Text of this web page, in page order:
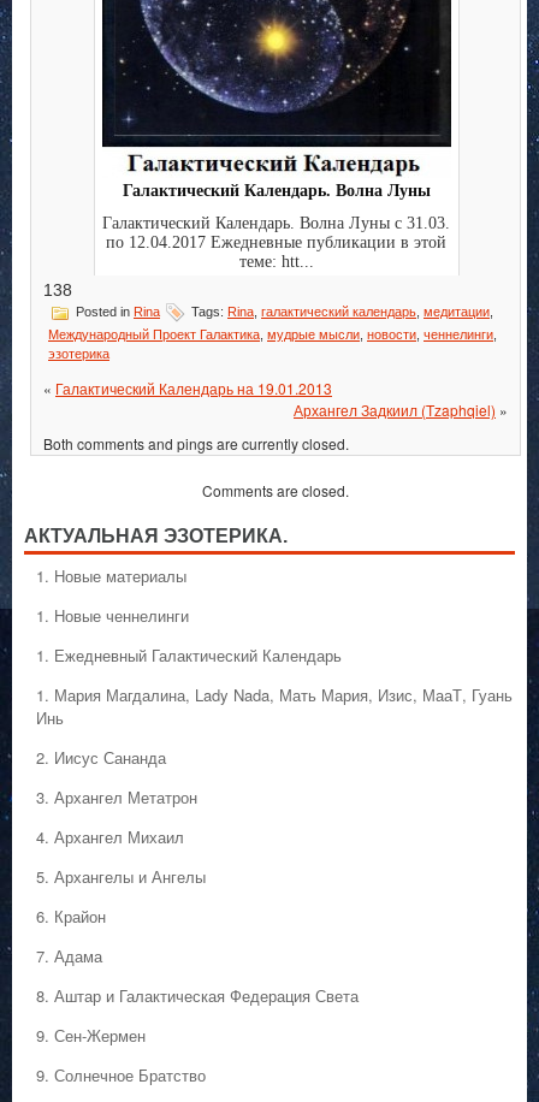
Галактический Календарь. Волна Луны
Галактический Календарь. Волна Луны с 31.03.
по 12.04.2017 Ежедневные публикации в этой
теме: htt...
138
Posted in Rina Tags: Rina галактический календарь медитации
Международный Проект Галактика мудрые мысли новости ченнелинги
эзотерика
« Галактический Календарь на 19.01.2013
Архангел Задкиил (Tzaphqiel) »
Both comments and pings are currently closed.
Comments are closed.
АКТУАЛЬНАЯ ЭЗОТЕРИКА.
1. Hовые материалы
1. Hовые ченнелинги
1. Ежедневный Галактический Календарь
1. Мария Магдалина, Lady Nada, Мать Мария, Изис, МааТ, Гуань
Инь
2. Иисус Сананда
3. Архангел Метатрон
4. Архангел Михаил
5. Архангелы и Ангелы
6. Крайон
7. Адама
8. Аштар и Галактическая Федерация Света
9. Сен-Жермен
9. Солнечное Братство